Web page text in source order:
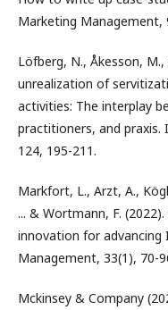
Marketing Management,
Löfberg, N., Åkesson,
unrealization of
activities: The interplay
practitioners, and
124, 195-211.
Markfort, L., Arzt, A.,
... & Wortmann, F.
innovation for advancing
Management, 33(1), 70-
Mckinsey & Company